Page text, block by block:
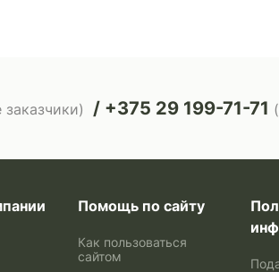
+375 29 199-71-71
Помощь по сайту
Как пользоваться
сайтом